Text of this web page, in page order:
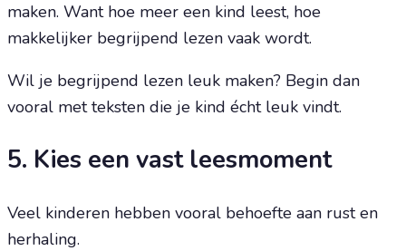
maken. Want hoe meer een kind leest, hoe
makkelijker begrijpend lezen vaak wordt.
Wil je begrijpend lezen leuk maken? Begin dan
vooral met teksten die je kind écht leuk vindt.
5. Kies een vast leesmoment
Veel kinderen hebben vooral behoefte aan rust en
herhaling.